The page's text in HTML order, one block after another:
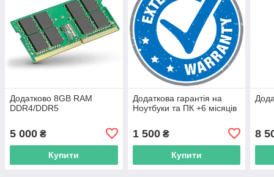
Додатково 8GB RAM
DDR4/DDR5
5 000 ₴
Купити
Додаткова гарантія на
Ноутбуки та ПК +6 місяців
1 500₴
Купити
8